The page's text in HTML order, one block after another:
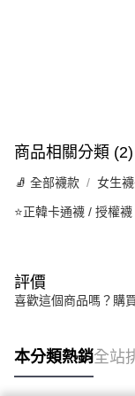
商品相關分類 (2)
🧦 全部襪款 女生
⭐正韓卡通襪 / 授權襪
評價
喜歡這個商品嗎？購
本分類熱銷全站